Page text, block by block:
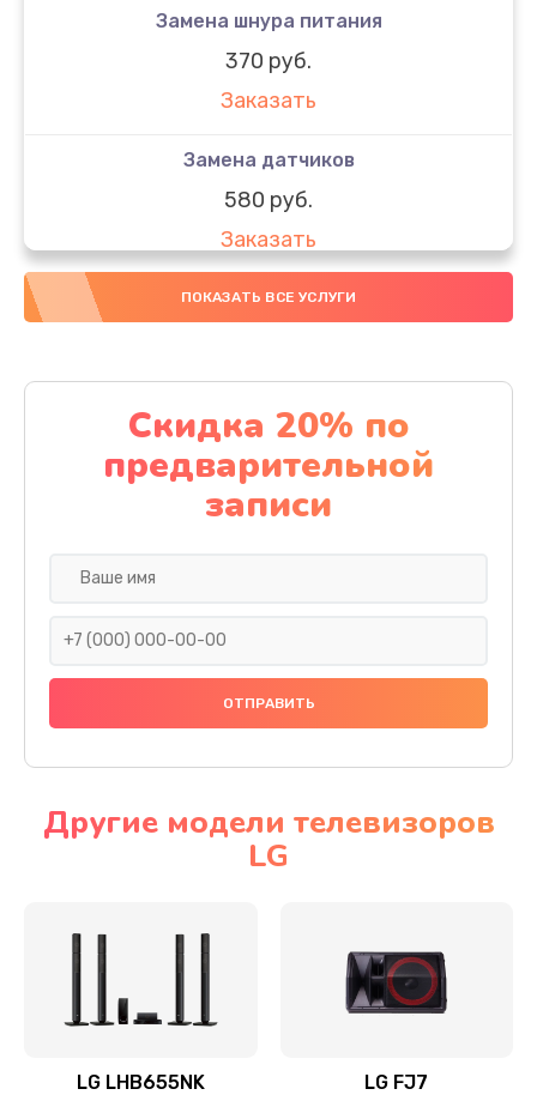
Замена шнура питания
370 руб.
Заказать
Замена датчиков
580 руб.
Заказать
Комплексная чистка
Заказать
Замена дисплея (экрана)
2000 руб.
Заказать
Ремонт платы электроники
Прошивка
Ремонт механики привода
Ремонт / замена кнопок, клавиш, индикаторов,
ПОКАЗАТЬ ВСЕ УСЛУГИ
Скидка 20% по
предварительной
записи
Другие модели телевизоров
LG
LG LHB655NK LG FJ7